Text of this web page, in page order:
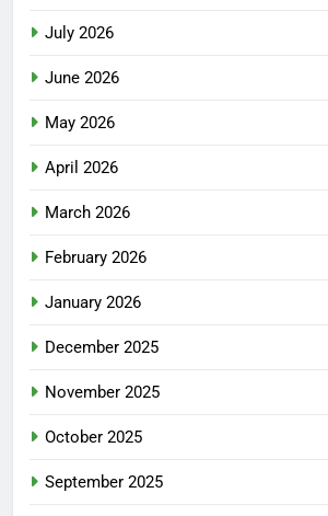
July 2026
June 2026
May 2026
April 2026
March 2026
February 2026
January 2026
December 2025
November 2025
October 2025
September 2025